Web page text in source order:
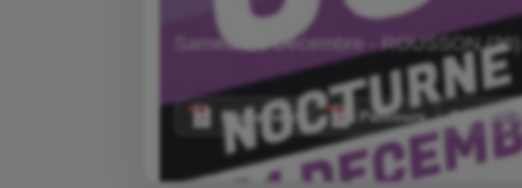
Samedi 21 Décembre - ROUSSON (30)
Règlement Parcours Résultats